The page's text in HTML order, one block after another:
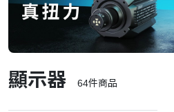
顯示器 64件商品